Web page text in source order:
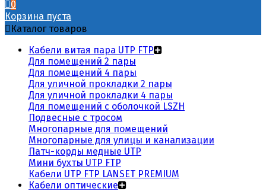
0
Корзина пуста
Каталог товаров
Кабели витая пара UTP FTP
Для помещений 2 пары
Для помещений 4 пары
Для уличной прокладки 2 пары
Для уличной прокладки 4 пары
Для помещений с оболочкой LSZH
Подвесные с тросом
Многопарные для помещений
Многопарные для улицы и канализации
Патч-корды медные UTP
Мини бухты UTP FTP
Кабели UTP FTP LANSET PREMIUM
Кабели оптические